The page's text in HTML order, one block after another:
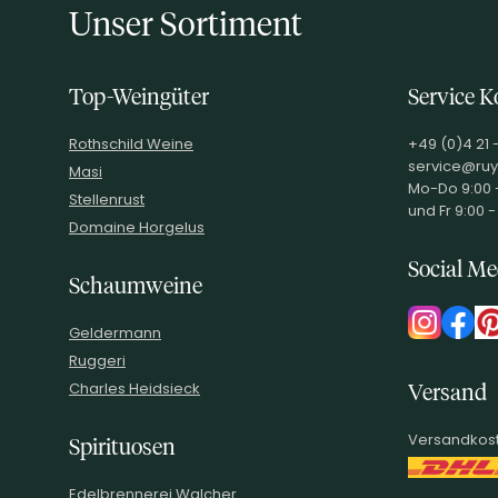
Unser Sortiment
Top-Weingüter
Rothschild Weine
Masi
Stellenrust
Domaine Horgelus
Schaumweine
Geldermann
Ruggeri
Charles Heidsieck
Spirituosen
Edelbrennerei Walcher
Service
+49 (0)4 21
Mo-Do 9:00
und Fr 9:00 -
Social
Versand